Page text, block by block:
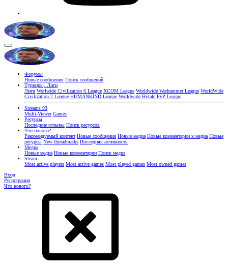
Форумы
Новые сообщения Поиск сообщений
Турниры, Лиги
Лиги Worlwide Civilization 6 League XCOM League Worldwide Warhammer League WorldWide
Civilization 7 League HUMANKIND League Worldwide Hytale PvP League
Streams 93
Multi-Viewer Games
Ресурсы
Последние отзывы Поиск ресурсов
Что нового?
Рекомендуемый контент Новые сообщения Новые медиа Новые комментарии к медиа Новые
ресурсы New threadmarks Последняя активность
Медиа
Новые медиа Новые комментарии Поиск медиа
Steam
Most active players Most active games Most played games Most owned games
Вход
Регистрация
Что нового?